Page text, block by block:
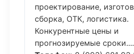
проектирование,
сборка, ОТК, логистика.
Конкурентные цены и
прогнозируемые сроки....